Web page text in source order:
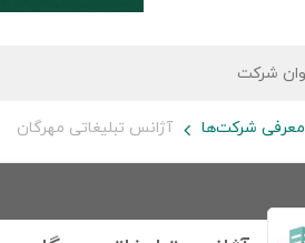
معرفی شرکت‌ها آژانس تبلیغاتی مهرگان